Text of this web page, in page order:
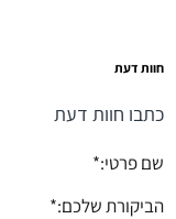
חוות דעת
כתבו חוות דעת
שם פרטי:
הביקורת שלכם: